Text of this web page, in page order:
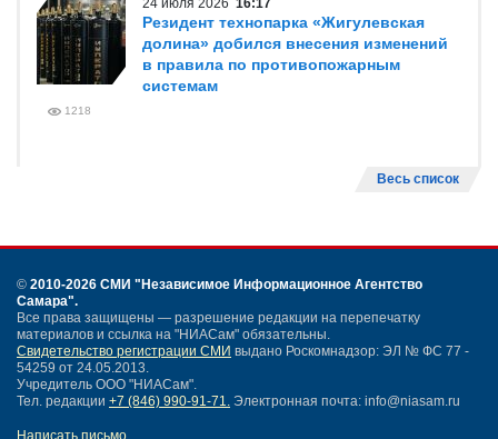
24 июля 2026 16:17
Резидент технопарка «Жигулевская
долина» добился внесения изменений
в правила по противопожарным
системам
1218
Весь список
© 2010-2026 СМИ "Независимое Информационное Агентство
Самара".
Все права защищены — разрешение редакции на перепечатку
материалов и ссылка на "НИАСам" обязательны.
Свидетельство регистрации СМИ выдано Роскомнадзор: ЭЛ № ФС 77 -
54259 от 24.05.2013.
Учредитель ООО "НИАСам".
Тел. редакции +7 (846) 990-91-71. Электронная почта: info@niasam.ru
Написать письмо